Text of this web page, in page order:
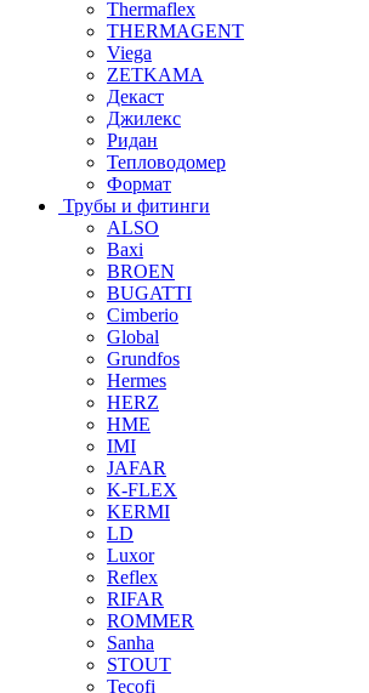
Thermaflex
THERMAGENT
Viega
ZETKAMA
Декаст
Джилекс
Ридан
Тепловодомер
Формат
Трубы и фитинги
ALSO
Baxi
BROEN
BUGATTI
Cimberio
Global
Grundfos
Hermes
HERZ
HME
IMI
JAFAR
K-FLEX
KERMI
LD
Luxor
Reflex
RIFAR
ROMMER
Sanha
STOUT
Tecofi